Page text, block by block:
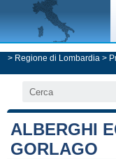
> Regione di Lombardia>
ALBERGHI
GORLAGO